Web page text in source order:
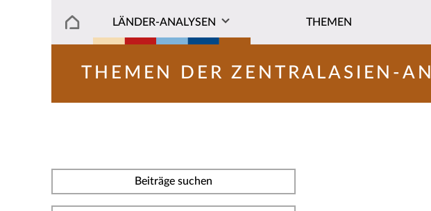
LÄNDER-ANALYSEN THEMEN
THEMEN DER ZENTRALASIEN-
Beiträge suchen